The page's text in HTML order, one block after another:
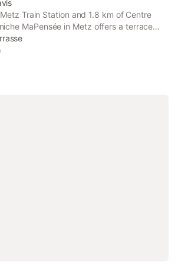
Train Station and 1.8 km of Centre
MaPensée in Metz offers a terrace
There is a private entrance at the boat
those who stay.